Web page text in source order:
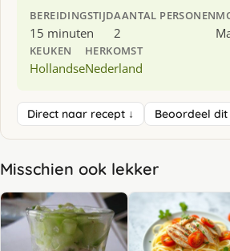
BEREIDINGSTIJD
15 minuten
AANTAL PERSONEN
2
KEUKEN
Hollandse
HERKOMST
Nederland
Direct naar recept ↓ Beoordeel
Misschien ook lekker